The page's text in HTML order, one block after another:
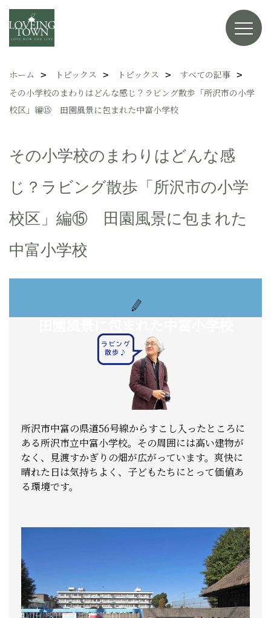
ホーム トピックス トピックス
すべての記事
その小学校のまわりはどんな感じ？ラビング散歩「所沢市の小学
校区」編⑮ 田園風景に包まれた中富小学校
その小学校のまわりはどんな感
じ？ラビング散歩「所沢市の小学
校区」編⑮ 田園風景に包まれた
中富小学校
所沢市中富の県道56号線からすこし入ったところに
ある所沢市立中富小学校。その周囲には高い建物が
なく、見渡すかぎりの畑が広がっています。爽快に
晴れた日は気持ちよく、子どもたちにとって価値あ
る環境です。